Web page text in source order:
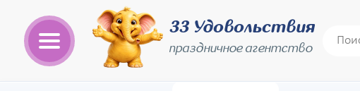
33 Удовольствия
праздничное агентство